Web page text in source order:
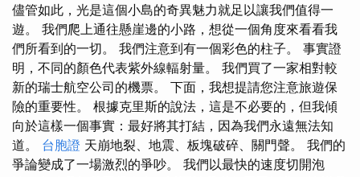
儘管如此，光是這個小島的奇異魅力就足以讓我們值得一
遊。 我們爬上通往懸崖邊的小路，想從一個角度來看看我
們所看到的一切。 我們注意到有一個彩色的柱子。 事實證
明，不同的顏色代表紫外線輻射量。 我們買了一家相對較
新的瑞士航空公司的機票。 下面，我想提請您注意旅遊保
險的重要性。 根據克里斯的說法，這是不必要的，但我傾
向於這樣一個事實：最好將其打結，因為我們永遠無法知
道。 台胞證 天崩地裂、地震、板塊破碎、關門聲。 我們的
爭論變成了一場激烈的爭吵。 我們以最快的速度切開泡